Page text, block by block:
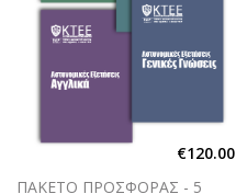
€120.00
ΠΑΚΕΤΟ ΠΡΟΣΦΟΡΑΣ - 5